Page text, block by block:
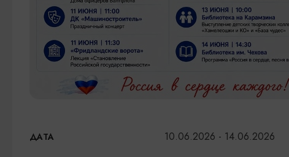
ДАТА 10.06.2026 - 14.06.2026